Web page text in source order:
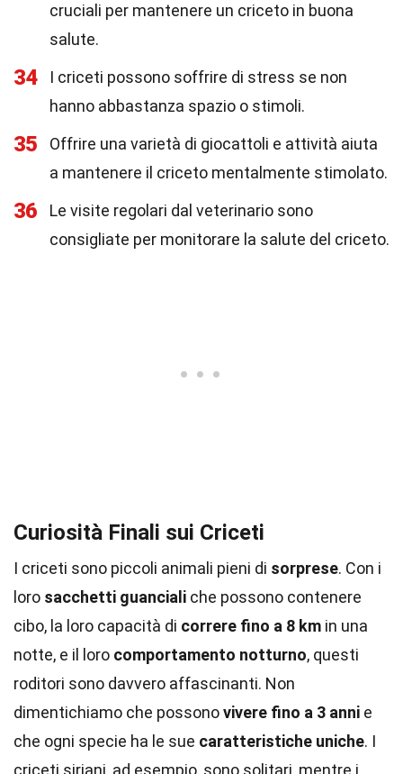
cruciali per mantenere un criceto in buona
salute.
34
I criceti possono soffrire di stress se non
hanno abbastanza spazio o stimoli.
35
Offrire una varietà di giocattoli e attività aiuta
a mantenere il criceto mentalmente stimolato.
36
Le visite regolari dal veterinario sono
consigliate per monitorare la salute del criceto.
Curiosità Finali sui Criceti
I criceti sono piccoli animali pieni di sorprese. Con i
loro sacchetti guanciali che possono contenere
cibo, la loro capacità di correre fino a 8 km in una
notte, e il loro comportamento notturno, questi
roditori sono davvero affascinanti. Non
dimentichiamo che possonovivere fino a 3 anni e
che ogni specie ha le sue caratteristiche uniche. I
criceti siriani, ad esempio, sono solitari, mentre i